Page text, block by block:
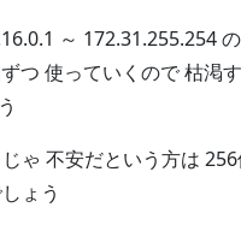
～ 172.31.255.254
つ 使っていくので 枯渇
ゃ 不安だという方は
ょう